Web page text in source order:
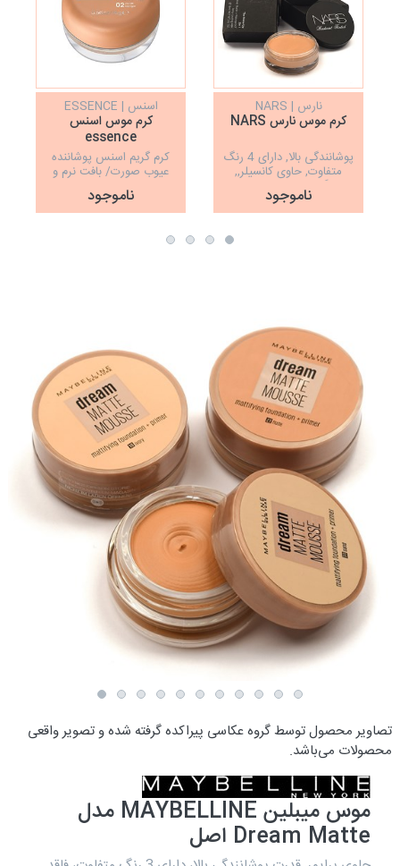
نارس | NARS
کرم موس نارس NARS
پوشانندگی بالا, دارای 4 رنگ
متفاوت, حاوی کانسیلر,,
سبک و یکدست, 3 کاره
ناموجود
اسنس | ESSENCE
کرم موس اسنس
essence
کرم گریم اسنس پوشاننده
عیوب صورت/ بافت نرم و
ناموجود
تصاویر محصول توسط گروه عکاسی پیراکده گرفته شده و تصویر واقعی
محصولات می‌باشد.
موس میبلین MAYBELLINE مدل
Dream Matte اصل